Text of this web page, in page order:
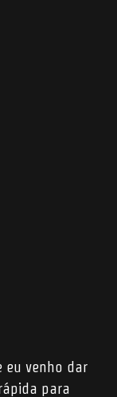
eu venho dar
para
Powered by the
Hostinger